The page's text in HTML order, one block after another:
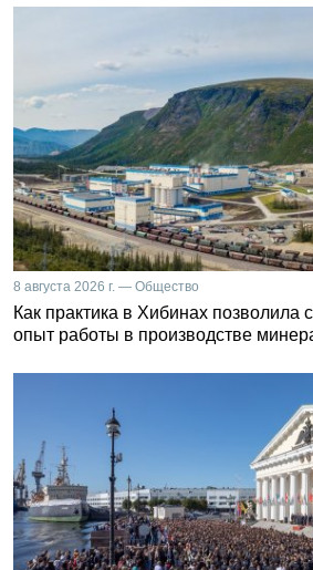
8 августа 2026 г. — Общество
Как практика в Хибинах позволила
опыт работы в производстве